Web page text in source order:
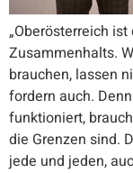
„Oberösterreich
Zusammenhalts.
brauchen, lassen
fordern auch.
funktioniert,
die Grenzen sind.
jede und jeden,